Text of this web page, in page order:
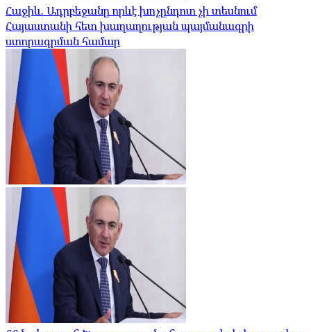
Հաջիև. Ադրբեջանը որևէ խոչընդոտ չի տեսնում
Հայաստանի հետ խաղաղության պայմանագրի
ստորագրման համար